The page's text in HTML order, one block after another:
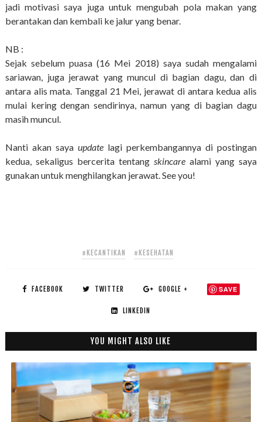
jadi motivasi saya juga untuk mengubah pola makan yang
berantakan dan kembali ke jalur yang benar.
NB :
Sejak sebelum puasa (16 Mei 2018) saya sudah mengalami
sariawan, juga jerawat yang muncul di bagian dagu, dan di
antara alis mata. Tanggal 21 Mei, jerawat di antara kedua alis
mulai kering dengan sendirinya, namun yang di bagian dagu
masih muncul.
Nanti akan saya update lagi perkembangannya di postingan
kedua, sekaligus bercerita tentang skincare alami yang saya
gunakan untuk menghilangkan jerawat. See you!
#KECANTIKAN #KESEHATAN
FACEBOOK TWITTER GOOGLE + SAVE
LINKEDIN
YOU MIGHT ALSO LIKE